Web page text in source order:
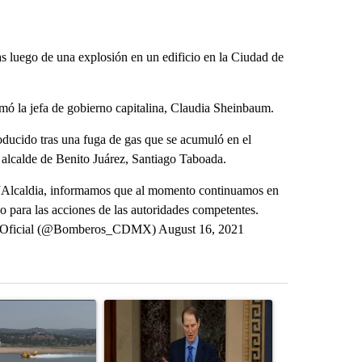
de una explosión en un edificio en la Ciudad de
la jefa de gobierno capitalina, Claudia Sheinbaum.
tras una fuga de gas que se acumuló en el
de Benito Juárez, Santiago Taboada.
informamos que al momento continuamos en
las acciones de las autoridades competentes.
(@Bomberos_CDMX) August 16, 2021
titled "FIRE ALERT: Hidden Forest Fire Burning in Southern
A trending article titled "Wyden secures